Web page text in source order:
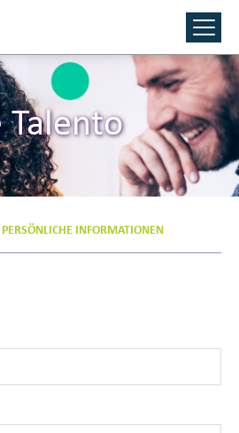
Talento
PERSÖNLICHE INFORMATIONEN